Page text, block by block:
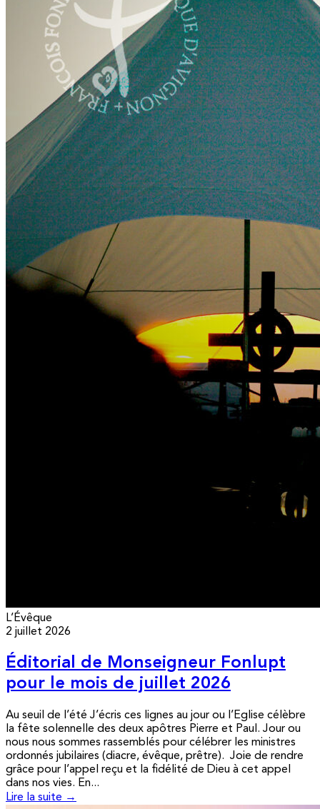
L’Évêque
2 juillet 2026
Éditorial de Monseigneur Fonlupt
pour le mois de juillet 2026
Au seuil de l’été J’écris ces lignes au jour ou l’Eglise célèbre
la fête solennelle des deux apôtres Pierre et Paul. Jour ou
nous nous sommes rassemblés pour célébrer les ministres
ordonnés jubilaires (diacre, évêque, prêtre). Joie de rendre
grâce pour l’appel reçu et la fidélité de Dieu à cet appel
dans nos vies. En...
Lire la suite →